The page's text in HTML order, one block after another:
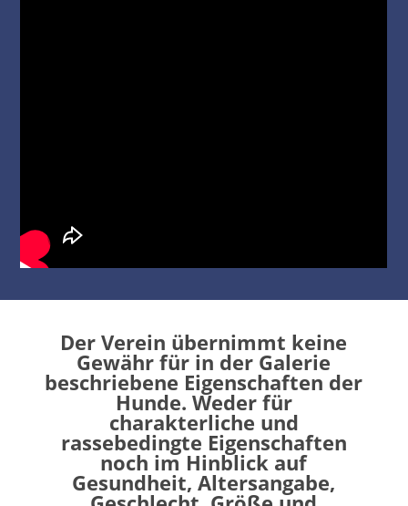
Der Verein übernimmt keine
Gewähr für in der Galerie
beschriebene Eigenschaften der
Hunde. Weder für
charakterliche und
rassebedingte Eigenschaften
noch im Hinblick auf
Gesundheit, Altersangabe,